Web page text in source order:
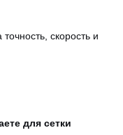
скорость и
для сетки